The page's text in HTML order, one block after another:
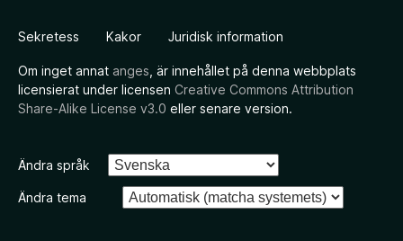
Sekretess Kakor Juridisk information
Om inget annat anges , är innehållet på denna webbplats
licensierat under licensen Creative Commons Attribution
Share-Alike License v3.0 eller senare version.
Ändra språk
Ändra tema